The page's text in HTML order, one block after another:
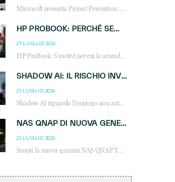
Microsoft presenta Project Perception: scopri come gli agenti AI possono trasformare cybersecurity, SOC e servizi gestiti degli MSP.
HP PROBOOK: PERCHÉ SEMPRE PIÙ AZIENDE SCELGONO NOTEBOOK PROGETTATI PER IL LAVORO MODERNO
27 LUGLIO 2026
HP ProBook: 5 motivi per cui le aziende scelgono i notebook business HP per migliorare produttività, sicurezza e gestione dell’AI.
SHADOW AI: IL RISCHIO INVISIBILE CHE LE AZIENDE POSSONO GOVERNARE
23 LUGLIO 2026
Shadow AI riguardo l’impiego non autorizzato di sistemi AI all’interno dell’azienda. E’ una pratica che si diffonde a partire dai dipendenti fino ai dirigenti e mette a repentaglio la cybersecurity, con costi più elevati per le organizzazioni. Due recenti report illustrano il fenomeno e forniscono dati in merito
NAS QNAP DI NUOVA GENERAZIONE: PIÙ PRESTAZIONI, SCALABILITÀ E PROTEZIONE DEI DATI PER LE INFRASTRUTTURE IT MODERNE
22 LUGLIO 2026
Scopri la nuova gamma NAS QNAP TS-h1465U-RP, TS-h1065eU e TS-h665U: storage aziendale con ZFS, DDR5, E1.S NVMe e connettività 2.5GbE per backup, virtualizzazione e cybersecurity.